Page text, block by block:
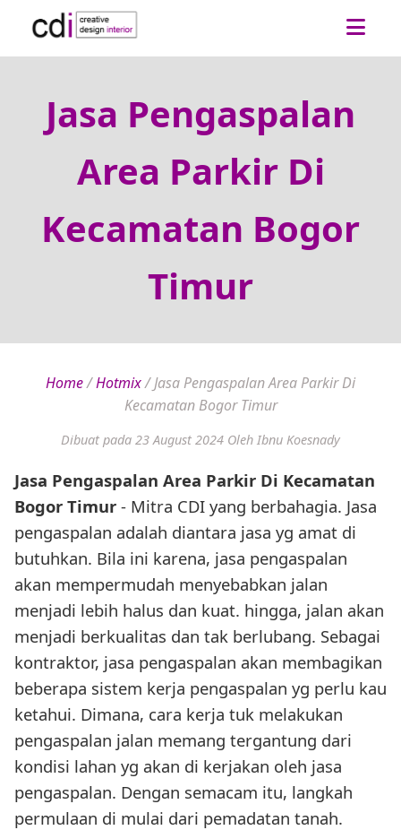
Jasa Pengaspalan
Area Parkir Di
Kecamatan Bogor
Timur
Home/Hotmix/Jasa Pengaspalan Area Parkir Di
Kecamatan Bogor Timur
Dibuat pada 23 August 2024 Oleh Ibnu Koesnady
Jasa Pengaspalan Area Parkir Di Kecamatan
Bogor Timur - Mitra CDI yang berbahagia. Jasa
pengaspalan adalah diantara jasa yg amat di
butuhkan. Bila ini karena, jasa pengaspalan
akan mempermudah menyebabkan jalan
menjadi lebih halus dan kuat. hingga, jalan akan
menjadi berkualitas dan tak berlubang. Sebagai
kontraktor, jasa pengaspalan akan membagikan
beberapa sistem kerja pengaspalan yg perlu kau
ketahui. Dimana, cara kerja tuk melakukan
pengaspalan jalan memang tergantung dari
kondisi lahan yg akan di kerjakan oleh jasa
pengaspalan. Dengan semacam itu, langkah
permulaan di mulai dari pemadatan tanah.